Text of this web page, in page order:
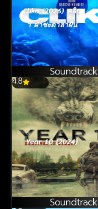
Clika (2026) คลิก
า ฝ่าชะตาล่าฝัน
Soundtrack
4.8
Year 10 (2024)
Soundtrack